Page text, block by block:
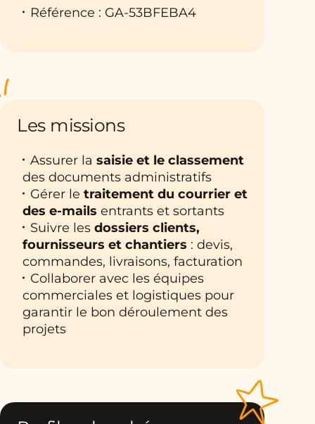
Référence : GA-53BFEBA4
Les missions
Assurer la saisie et le classement
des documents administratifs
Gérer le traitement du courrier et
des e-mails entrants et sortants
Suivre les dossiers clients,
fournisseurs et chantiers : devis,
commandes, livraisons, facturation
Collaborer avec les équipes
commerciales et logistiques pour
garantir le bon déroulement des
projets